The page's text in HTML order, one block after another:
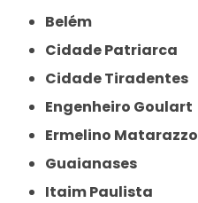
Belém
Cidade Patriarca
Cidade Tiradentes
Engenheiro Goulart
Ermelino Matarazzo
Guaianases
Itaim Paulista